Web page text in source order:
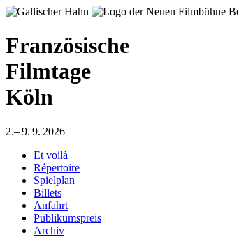
Französische
Filmtage
Köln
2.– 9. 9. 2026
Et voilà
Répertoire
Spielplan
Billets
Anfahrt
Publikumspreis
Archiv